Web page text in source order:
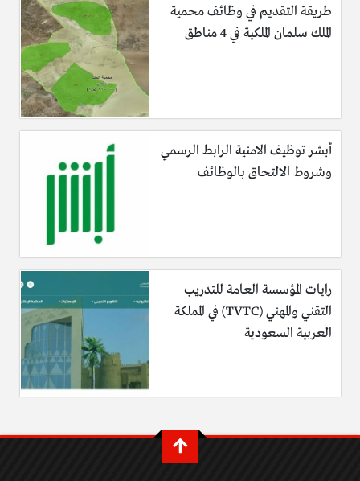
طريقة التقديم في وظائف محمية
الملك سلمان الملكية في 4 مناطق
أبشر توظيف الامنية الرابط الرسمي
وشروط الالتحاق بالوظائف
رايات المؤسسة العامة للتدريب
التقني والمهني (TVTC) في المملكة
العربية السعودية